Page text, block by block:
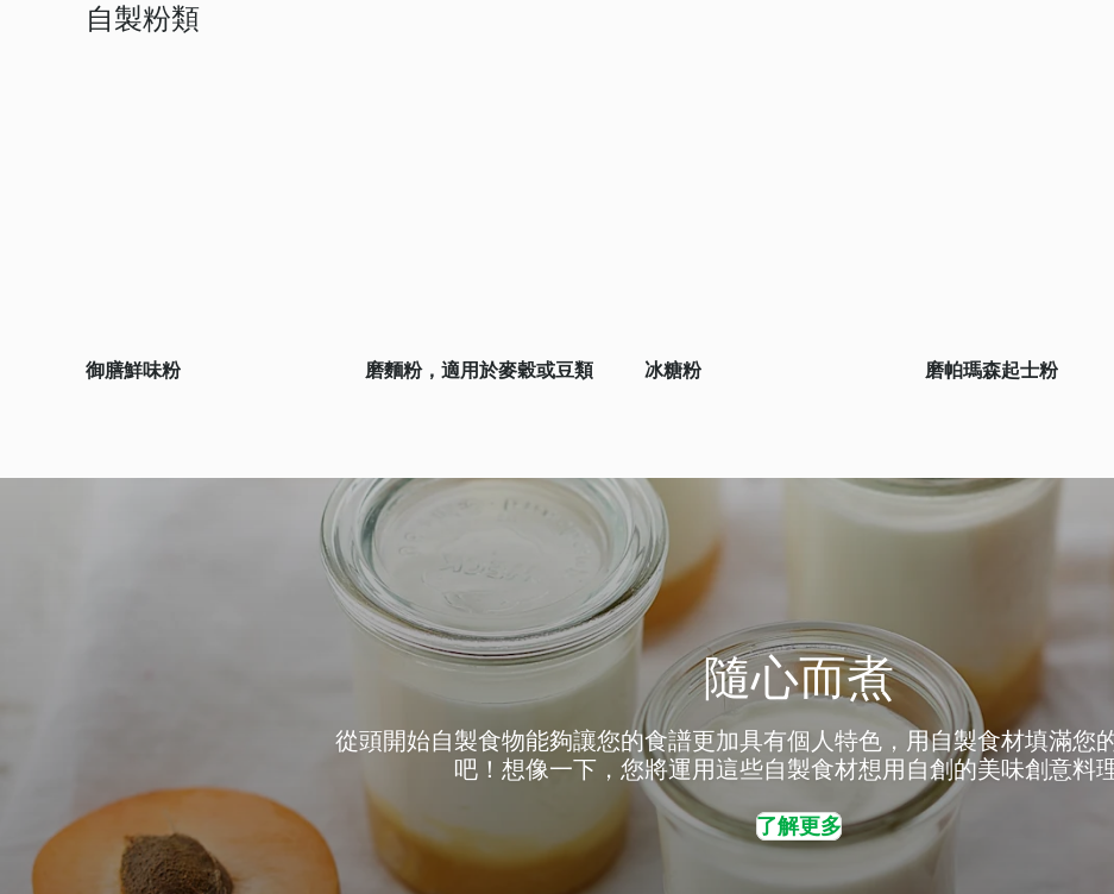
自製粉類
御膳鮮味粉 磨麵粉，適用於麥穀或豆類 冰糖粉 磨帕瑪森起士粉
隨心而煮
從頭開始自製食物能夠讓您的食譜更加具有個人特色，用自製食材填滿您
吧！想像一下，您將運用這些自製食材想用自創的美味創意料
了解更多